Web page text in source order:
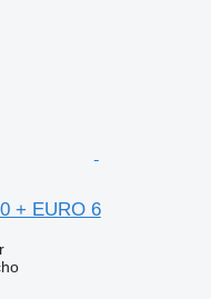
+ EURO 6